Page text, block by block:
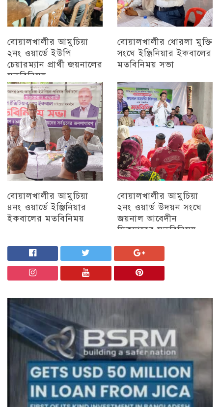
বোয়ালখালীর আমুচিয়া
২নং ওয়ার্ডে ইউপি
চেয়ারম্যান প্রার্থী জয়নালের
মতবিনিময়
চট্টগ্রাম
বোয়ালখালীর ধোরলা মুক্তি
সংঘে ইঞ্জিনিয়ার ইকবালের
মতবিনিময় সভা
বোয়ালখালীর আমুচিয়া
৪নং ওয়ার্ডে ইঞ্জিনিয়ার
ইকবালের মতবিনিময়
বোয়ালখালীর আমুচিয়া
২নং ওয়ার্ড উদয়ন সংঘে
জয়নাল আবেদীন
সিকদারের মতবিনিময়
অন্যান্য